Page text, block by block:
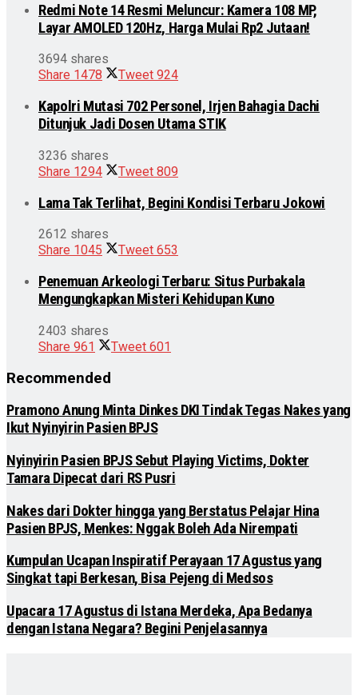
Redmi Note 14 Resmi Meluncur: Kamera 108 MP,
Layar AMOLED 120Hz, Harga Mulai Rp2 Jutaan!
3694 shares
Share 1478 Tweet 924
Kapolri Mutasi 702 Personel, Irjen Bahagia Dachi
Ditunjuk Jadi Dosen Utama STIK
3236 shares
Share 1294 Tweet 809
Lama Tak Terlihat, Begini Kondisi Terbaru Jokowi
2612 shares
Share 1045 Tweet 653
Penemuan Arkeologi Terbaru: Situs Purbakala
Mengungkapkan Misteri Kehidupan Kuno
2403 shares
Share 961 Tweet 601
Recommended
Pramono Anung Minta Dinkes DKI Tindak Tegas Nakes yang
Ikut Nyinyirin Pasien BPJS
Nyinyirin Pasien BPJS Sebut Playing Victims, Dokter
Tamara Dipecat dari RS Pusri
Nakes dari Dokter hingga yang Berstatus Pelajar Hina
Pasien BPJS, Menkes: Nggak Boleh Ada Nirempati
Kumpulan Ucapan Inspiratif Perayaan 17 Agustus yang
Singkat tapi Berkesan, Bisa Pejeng di Medsos
Upacara 17 Agustus di Istana Merdeka, Apa Bedanya
dengan Istana Negara? Begini Penjelasannya